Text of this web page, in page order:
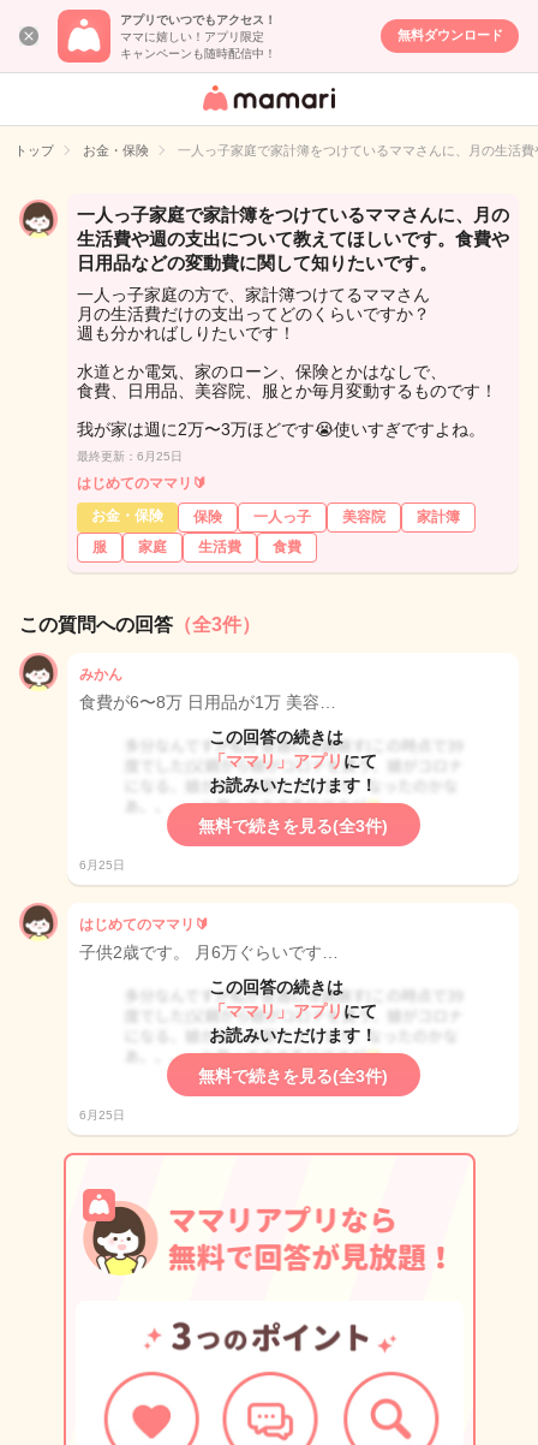
アプリでいつでもアクセス！
ママに嬉しい！アプリ限定
キャンペーンも随時配信中！
無料ダウンロード
女性専用匿名QA
イト
トップ お金・保険 一人っ子家庭で家計簿をつけているママさんに、月の生活
一人っ子家庭で家計簿をつけているママさんに、月の
生活費や週の支出について教えてほしいです。食費や
日用品などの変動費に関して知りたいです。
一人っ子家庭の方で、家計簿つけてるママさん
月の生活費だけの支出ってどのくらいですか？
週も分かればしりたいです！
水道とか電気、家のローン、保険とかはなしで、
食費、日用品、美容院、服とか毎月変動するものです！
我が家は週に2万〜3万ほどです😭使いすぎですよね。
最終更新：6月25日
はじめてのママリ🔰
お金・保険
保険 一人っ子 美容院
家計簿
服
家庭 生活費 食費
この質問への回答 （全3件）
みかん
食費が6〜8万 日用品が1万 美容…
この回答の続きは
「ママリ」アプリ にて
お読みいただけます！
無料で続きを見る(全3件)
6月25日
はじめてのママリ🔰
子供2歳です。 月6万ぐらいです…
この回答の続きは
「ママリ」アプリ にて
お読みいただけます！
無料で続きを見る(全3件)
6月25日